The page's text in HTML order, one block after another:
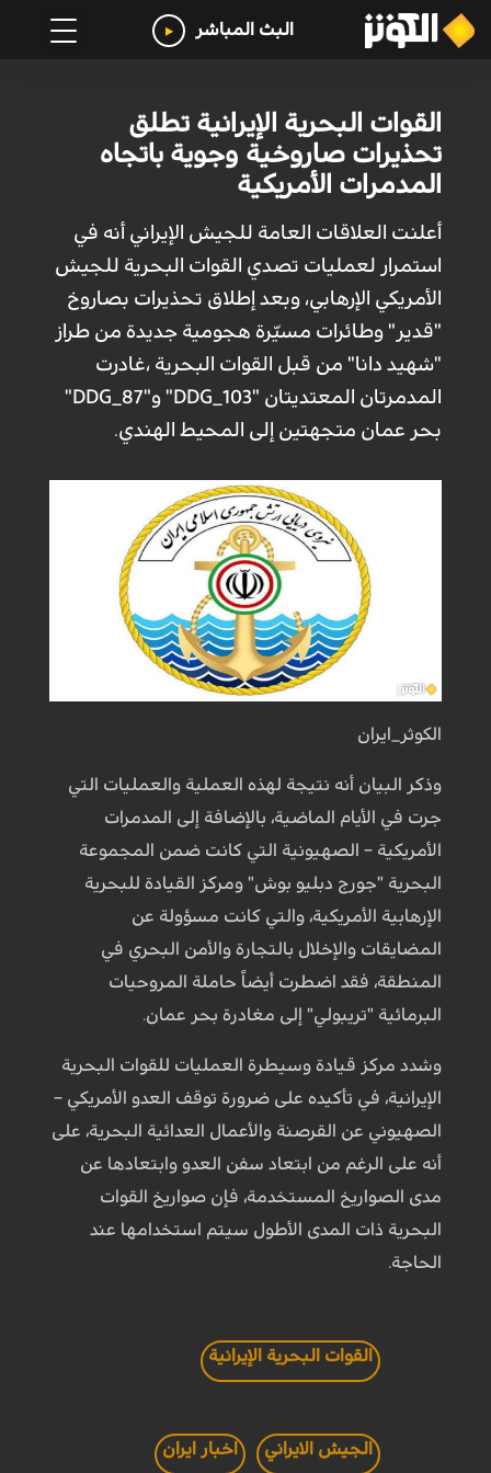
البث المباشر
القوات البحرية الإيرانية تطلق
تحذيرات صاروخية وجوية باتجاه
المدمرات الأمريكية
أعلنت العلاقات العامة للجيش الإيراني أنه في
استمرار لعمليات تصدي القوات البحرية للجيش
الأمريكي الإرهابي، وبعد إطلاق تحذيرات بصاروخ
"قدير" وطائرات مسيّرة هجومية جديدة من طراز
"شهيد دانا" من قبل القوات البحرية ،غادرت
المدمرتان المعتديتان "DDG_103" و"DDG_87"
بحر عمان متجهتين إلى المحيط الهندي.
الكوثر_ايران
وذكر البيان أنه نتيجة لهذه العملية والعمليات التي
جرت في الأيام الماضية، بالإضافة إلى المدمرات
الأمريكية – الصهيونية التي كانت ضمن المجموعة
البحرية "جورج دبليو بوش" ومركز القيادة للبحرية
الإرهابية الأمريكية، والتي كانت مسؤولة عن
المضايقات والإخلال بالتجارة والأمن البحري في
المنطقة، فقد اضطرت أيضاً حاملة المروحيات
البرمائية "تريبولي" إلى مغادرة بحر عمان.
وشدد مركز قيادة وسيطرة العمليات للقوات البحرية
الإيرانية، في تأكيده على ضرورة توقف العدو الأمريكي –
الصهيوني عن القرصنة والأعمال العدائية البحرية، على
أنه على الرغم من ابتعاد سفن العدو وابتعادها عن
مدى الصواريخ المستخدمة، فإن صواريخ القوات
البحرية ذات المدى الأطول سيتم استخدامها عند
الحاجة.
القوات البحرية الإيرانية
الجيش الايراني اخبار ايران